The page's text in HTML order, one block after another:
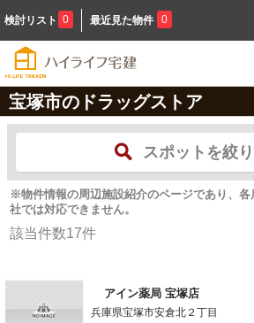
検討リスト 0 最近見た物件 0
宝塚市のドラッグストア
スポットを絞
※物件情報の周辺施設紹介のページであり、各
社では対応できません。
該当件数17件
アイン薬局 宝塚店
兵庫県宝塚市安倉北２丁目